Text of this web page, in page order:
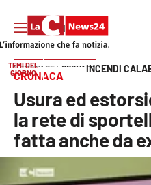
SEZIONI
Cronaca
Politica
Vai
TEMI DEL
GIORNO
INCENDI
HOME PAGE CRONACA
CRONACA
Usura ed
la rete di
fatta anche da